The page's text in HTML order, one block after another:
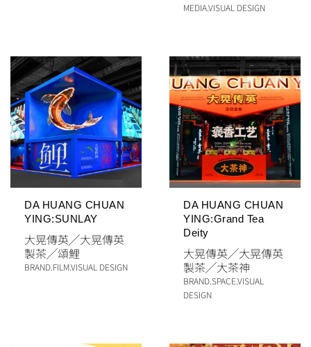
MEDIAVISUAL DESIGN
DA HUANG CHUAN
YING:SUNLAY
⼤晃傳英╱大晃傳英
製茶╱頌鯉
BRAND FILMVISUAL DESIGN
DA HUANG CHUAN
YING:Grand Tea
Deity
⼤晃傳英╱大晃傳英
製茶╱大茶神
BRANDSPACEVISUAL
DESIGN